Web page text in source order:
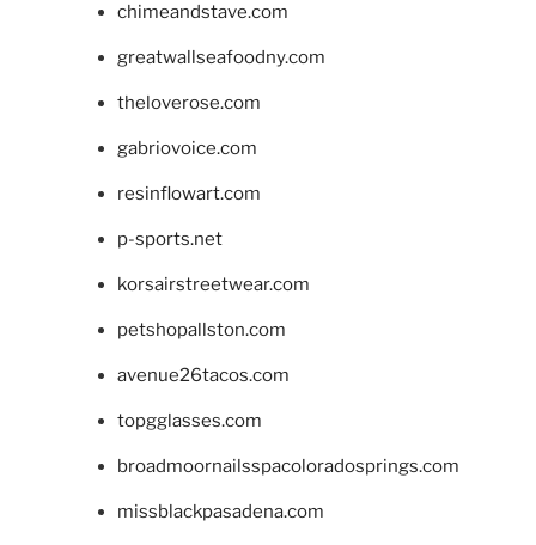
chimeandstave.com
greatwallseafoodny.com
theloverose.com
gabriovoice.com
resinflowart.com
p-sports.net
korsairstreetwear.com
petshopallston.com
avenue26tacos.com
topgglasses.com
broadmoornailsspacoloradosprings.com
missblackpasadena.com